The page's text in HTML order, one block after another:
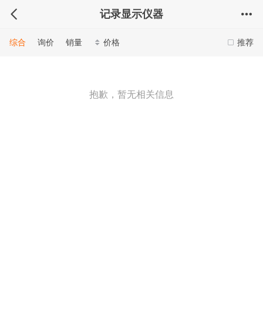
记录显示仪器
推荐
综合 询价 销量 价格
抱歉，暂无相关信息